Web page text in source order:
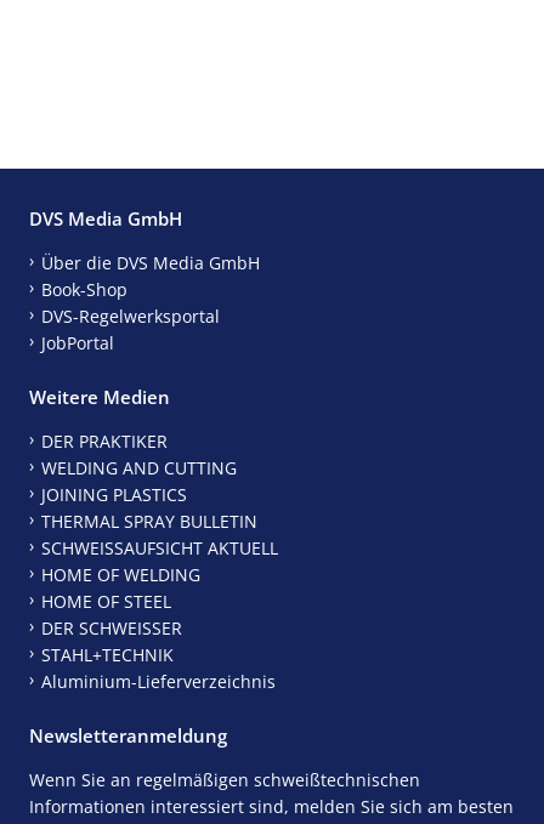
DVS Media GmbH
Über die DVS Media GmbH
Book-Shop
DVS-Regelwerksportal
JobPortal
Weitere Medien
DER PRAKTIKER
WELDING AND CUTTING
JOINING PLASTICS
THERMAL SPRAY BULLETIN
SCHWEISSAUFSICHT AKTUELL
HOME OF WELDING
HOME OF STEEL
DER SCHWEISSER
STAHL+TECHNIK
Aluminium-Lieferverzeichnis
Newsletteranmeldung
Wenn Sie an regelmäßigen schweißtechnischen
Informationen interessiert sind, melden Sie sich am besten